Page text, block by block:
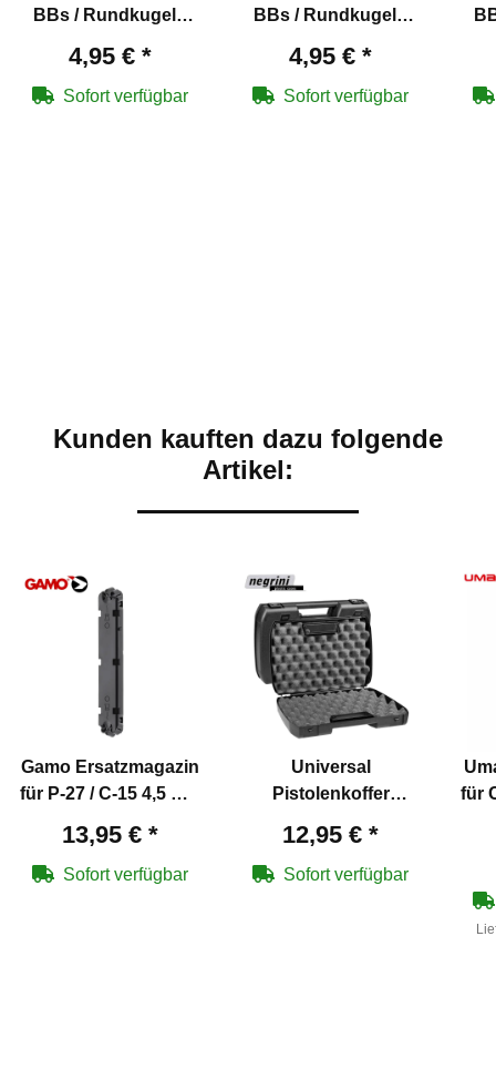
BBs / Rundkugeln
Messing überzogen
für Co2-Waffen
4,95 € *
Sofort verfügbar
BBs / Rundkugeln
verkupfert für Co2-
Waffen
4,95 € *
Sofort verfügbar
Kunden kauften dazu folgende
Artikel:
Gamo Ersatzmagazin
für P-27 / C-15 4,5 mm
13,95 € *
Sofort verfügbar
Universal
Pistolenkoffer
cm
12,95 € *
Sofort verfügbar
für